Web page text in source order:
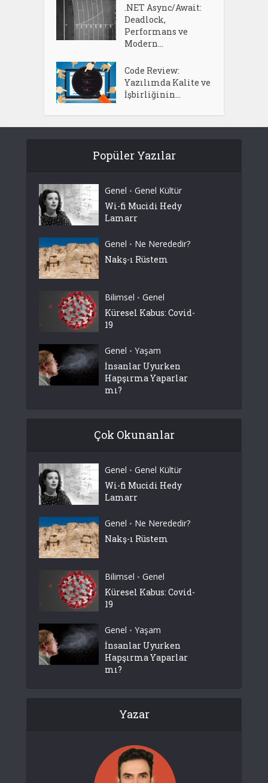
.NET Async/Await:
Deadlock,
Performans ve
Modern...
Code Review:
Yazılımda Kalite ve
İşbirliğinin...
Popüler Yazılar
Genel • Genel Kültür
Wi-fi Mucidi Hedy
Lamarr
Genel • Ne Nerededir?
Nakş-ı Rüstem
Bilimsel • Genel
Küresel Kabus: Covid-
19
Genel • Yaşam
İnsanlar Uyurken
Hapşırma Yaparlar
mı?
Çok Okunanlar
Genel • Genel Kültür
Wi-fi Mucidi Hedy
Lamarr
Genel • Ne Nerededir?
Nakş-ı Rüstem
Bilimsel • Genel
Küresel Kabus: Covid-
19
Genel • Yaşam
İnsanlar Uyurken
Hapşırma Yaparlar
mı?
Yazar